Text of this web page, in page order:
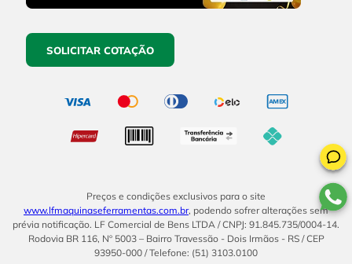
SOLICITAR COTAÇÃO
Preços e condições exclusivos para o site
www.lfmaquinaseferramentas.com.br, podendo sofrer alterações sem
prévia notificação. LF Comercial de Bens LTDA / CNPJ: 91.845.735/0004-14.
Rodovia BR 116, Nº 5003 – Bairro Travessão - Dois Irmãos - RS / CEP
93950-000 / Telefone: (51) 3103.0100